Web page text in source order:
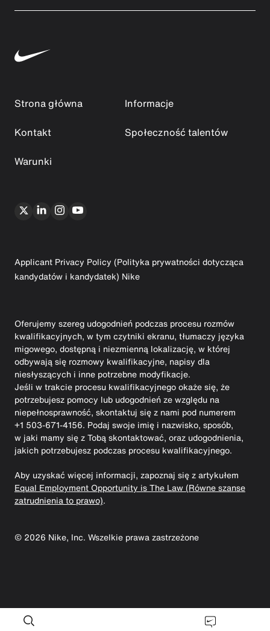
Strona główna
Informacje
Kontakt
Społeczność talentów
Warunki
Applicant Privacy Policy (Polityka prywatności dotycząca
kandydatów i kandydatek) Nike
Oferujemy szereg udogodnień podczas procesu rozmów
kwalifikacyjnych, w tym czytniki ekranu, tłumaczy języka
migowego, dostępną i niezmienną lokalizację, w której
odbywają się rozmowy kwalifikacyjne, napisy dla
niesłyszących i inne potrzebne modyfikacje.
Jeśli w trakcie procesu kwalifikacyjnego okaże się, że
potrzebujesz pomocy lub udogodnień ze względu na
niepełnosprawność, skontaktuj się z nami pod numerem
+1 503-671-4156. Podaj swoje imię i nazwisko, sposób,
w jaki mamy się z Tobą skontaktować, oraz udogodnienia,
jakich potrzebujesz podczas procesu kwalifikacyjnego.
Aby uzyskać więcej informacji, zapoznaj się z artykułem
Equal Employment Opportunity is The Law (Równe szanse
zatrudnienia to prawo).
© 2026 Nike, Inc. Wszelkie prawa zastrzeżone